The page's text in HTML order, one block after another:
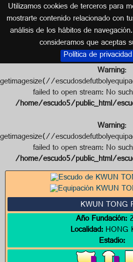
Utilizamos cookies de terceros para
mostrarte contenido relacionado con
análisis de los hábitos de
consideramos que aceptas
Política de
Escudo de
HONG
Warning:
getimagesize(//
failed to open stream: No
/home/escudo5/public_html/
Warning:
getimagesize(//
failed to open stream: No
/home/escudo5/public_html/
KWUN TONG
Año Fundación:
Localidad:HONG
Estadio: